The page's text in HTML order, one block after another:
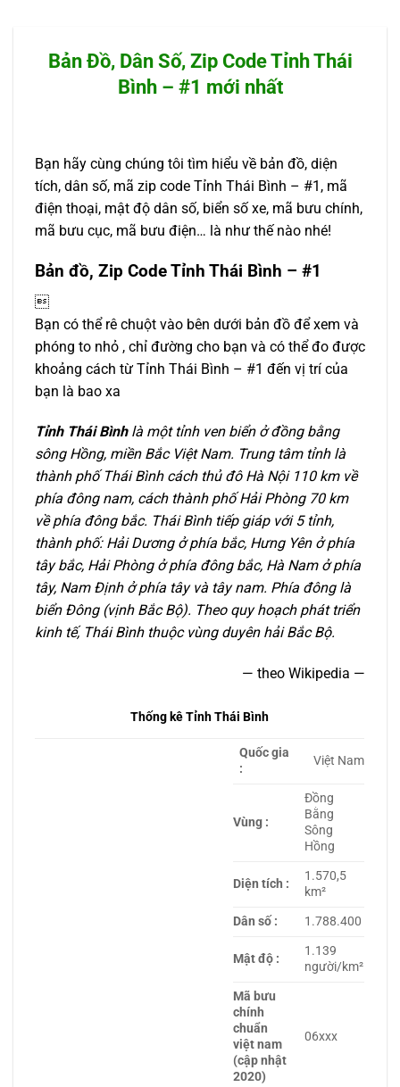
Bản Đồ, Dân Số, Zip Code Tỉnh Thái
Bình – #1 mới nhất
Bạn hãy cùng chúng tôi tìm hiểu về bản đồ, diện
tích, dân số, mã zip code Tỉnh Thái Bình – #1, mã
điện thoại, mật độ dân số, biển số xe, mã bưu chính,
mã bưu cục, mã bưu điện… là như thế nào nhé!
Bản đồ, Zip Code Tỉnh Thái Bình – #1

Bạn có thể rê chuột vào bên dưới bản đồ để xem và
phóng to nhỏ , chỉ đường cho bạn và có thể đo được
khoảng cách từ Tỉnh Thái Bình – #1 đến vị trí của
bạn là bao xa
Tỉnh Thái Bìnhlà một tỉnh ven biển ở đồng bằng
sông Hồng, miền Bắc Việt Nam. Trung tâm tỉnh là
thành phố Thái Bình cách thủ đô Hà Nội 110 km về
phía đông nam, cách thành phố Hải Phòng 70 km
về phía đông bắc. Thái Bình tiếp giáp với 5 tỉnh,
thành phố: Hải Dương ở phía bắc, Hưng Yên ở phía
tây bắc, Hải Phòng ở phía đông bắc, Hà Nam ở phía
tây, Nam Định ở phía tây và tây nam. Phía đông là
biển Đông (vịnh Bắc Bộ). Theo quy hoạch phát triển
kinh tế, Thái Bình thuộc vùng duyên hải Bắc Bộ.
— theo Wikipedia —
Thống kê Tỉnh Thái Bình
Quốc gia
:
Việt Nam
Vùng :
Đồng
Bằng
Sông
Hồng
Diện tích :
1.570,5
km²
Dân số :
1.788.400
Mật độ :
1.139
người/km²
Mã bưu
chính
chuẩn
việt nam
(cập nhật
2020)
06xxx